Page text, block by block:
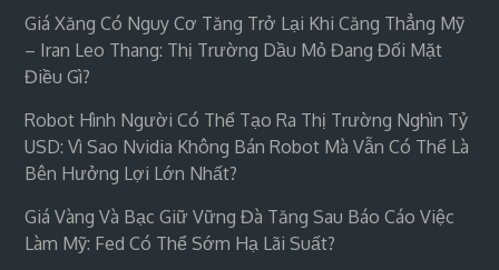
Giá Xăng Có Nguy Cơ Tăng Trở Lại Khi Căng Thẳng Mỹ
– Iran Leo Thang: Thị Trường Dầu Mỏ Đang Đối Mặt
Điều Gì?
Robot Hình Người Có Thể Tạo Ra Thị Trường Nghìn Tỷ
USD: Vì Sao Nvidia Không Bán Robot Mà Vẫn Có Thể Là
Bên Hưởng Lợi Lớn Nhất?
Giá Vàng Và Bạc Giữ Vững Đà Tăng Sau Báo Cáo Việc
Làm Mỹ: Fed Có Thể Sớm Hạ Lãi Suất?